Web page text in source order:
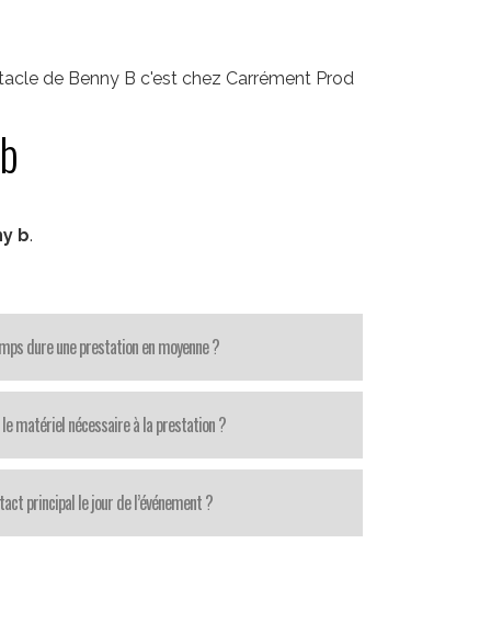
de Benny B c'est chez Carrément Prod
b.
dure une prestation en moyenne ?
matériel nécessaire à la prestation ?
principal le jour de l’événement ?